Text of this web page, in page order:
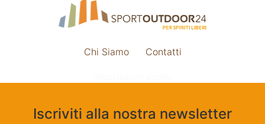
Chi Siamo Contatti
Iscriviti alla nostra newsletter